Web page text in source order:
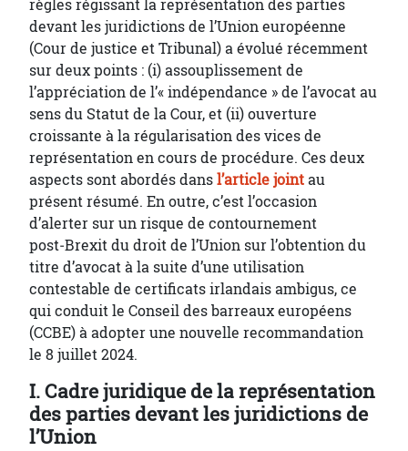
règles régissant la représentation des parties
devant les juridictions de l’Union européenne
(Cour de justice et Tribunal) a évolué récemment
sur deux points : (i) assouplissement de
l’appréciation de l’« indépendance » de l’avocat au
sens du Statut de la Cour, et (ii) ouverture
croissante à la régularisation des vices de
représentation en cours de procédure. Ces deux
aspects sont abordés dansl’article jointau
présent résumé. En outre, c’est l’occasion
d’alerter sur un risque de contournement
post‑Brexit du droit de l’Union sur l’obtention du
titre d’avocat à la suite d’une utilisation
contestable de certificats irlandais ambigus, ce
qui conduit le Conseil des barreaux européens
(CCBE) à adopter une nouvelle recommandation
le 8 juillet 2024.
I. Cadre juridique de la représentation
des parties devant les juridictions de
l’Union